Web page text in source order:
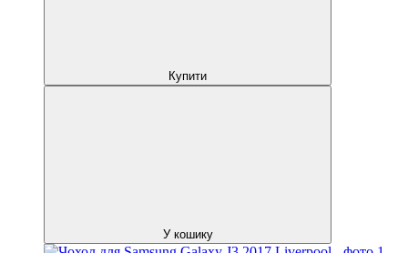
Купити
У кошику